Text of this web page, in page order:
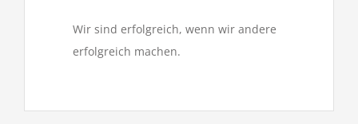
Wir sind erfolgreich, wenn wir andere
erfolgreich machen.